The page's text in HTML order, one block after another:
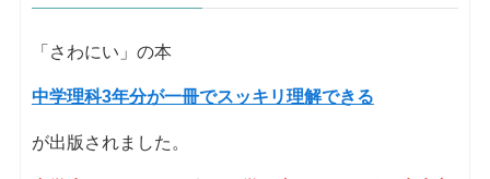
「さわにい」の本
中学理科3年分が一冊でスッキリ理解できる
が出版されました。